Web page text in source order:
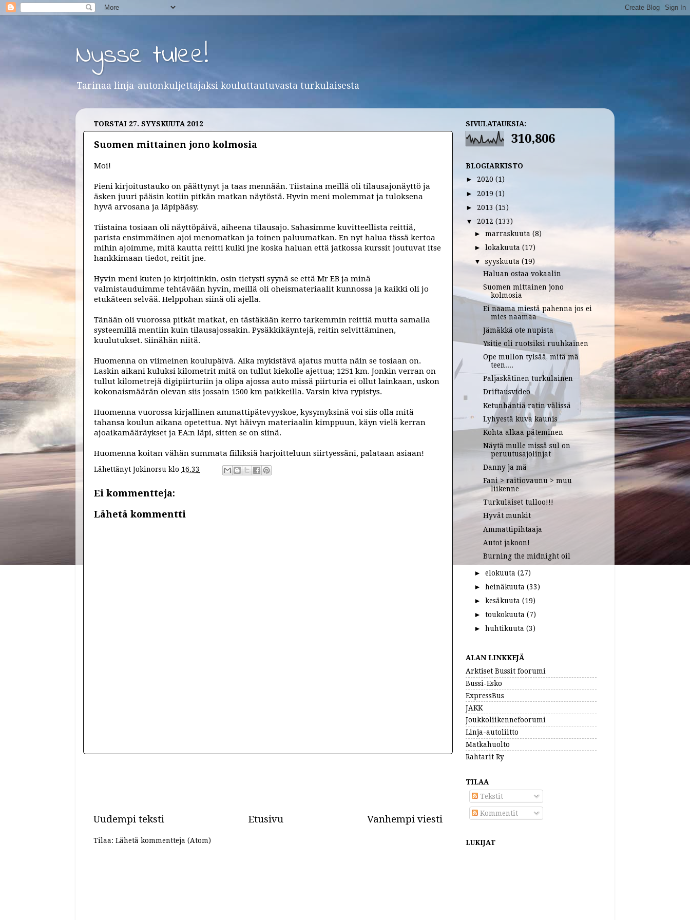
Nysse tulee!
Tarinaa linja-autonkuljettajaksi kouluttautuvasta turkulaisesta
TORSTAI 27. SYYSKUUTA 2012
Suomen mittainen jono kolmosia
Moi!
Pieni kirjoitustauko on päättynyt ja taas mennään. Tiistaina meillä oli tilausajonäyttö ja
äsken juuri pääsin kotiin pitkän matkan näytöstä. Hyvin meni molemmat ja tuloksena
hyvä arvosana ja läpipääsy.
Tiistaina tosiaan oli näyttöpäivä, aiheena tilausajo. Sahasimme kuvitteellista reittiä,
parista ensimmäinen ajoi menomatkan ja toinen paluumatkan. En nyt halua tässä kertoa
mihin ajoimme, mitä kautta reitti kulki jne koska haluan että jatkossa kurssit joutuvat itse
hankkimaan tiedot, reitit jne.
Hyvin meni kuten jo kirjoitinkin, osin tietysti syynä se että Mr EB ja minä
valmistauduimme tehtävään hyvin, meillä oli oheismateriaalit kunnossa ja kaikki oli jo
etukäteen selvää. Helppohan siinä oli ajella.
Tänään oli vuorossa pitkät matkat, en tästäkään kerro tarkemmin reittiä mutta samalla
systeemillä mentiin kuin tilausajossakin. Pysäkkikäyntejä, reitin selvittäminen,
kuulutukset. Siinähän niitä.
Huomenna on viimeinen koulupäivä. Aika mykistävä ajatus mutta näin se tosiaan on.
Laskin aikani kuluksi kilometrit mitä on tullut kiekolle ajettua; 1251 km. Jonkin verran on
tullut kilometrejä digipiirturiin ja olipa ajossa auto missä piirturia ei ollut lainkaan, uskon
kokonaismäärän olevan siis jossain 1500 km paikkeilla. Varsin kiva rypistys.
Huomenna vuorossa kirjallinen ammattipätevyyskoe, kysymyksinä voi siis olla mitä
tahansa koulun aikana opetettua. Nyt häivyn materiaalin kimppuun, käyn vielä kerran
ajoaikamääräykset ja EA:n läpi, sitten se on siinä.
Huomenna koitan vähän summata fiiliksiä harjoitteluun siirtyessäni, palataan asiaan!
Lähettänyt Jokinorsu klo 16.33
Ei kommentteja:
Lähetä kommentti
Uudempi teksti Vanhempi viesti
Etusivu
Tilaa: Lähetä kommentteja (Atom)
SIVULATAUKSIA:
310,806
BLOGIARKISTO
► 2020 (1)
► 2019 (1)
► 2013 (15)
▼ 2012 (133)
►marraskuuta(8)
►lokakuuta(17)
▼syyskuuta(19)
Haluan ostaa vokaalin
Suomen mittainen jono
kolmosia
Ei naama miestä pahenna jos ei
mies naamaa
Jämäkkä ote nupista
Ysitie oli ruotsiksi ruuhkainen
Ope mullon tylsää, mitä mä
teen....
Paljaskätinen turkulainen
Driftausvideo
Ketunhäntiä ratin välissä
Lyhyestä kuva kaunis
Kohta alkaa päteminen
Näytä mulle missä sul on
peruutusajolinjat
Danny ja mä
Fani > raitiovaunu > muu
liikenne
Turkulaiset tulloo!!!
Hyvät munkit
Ammattipihtaaja
Autot jakoon!
Burning the midnight oil
►elokuuta(27)
► heinäkuuta(33)
► kesäkuuta(19)
►toukokuuta(7)
►huhtikuuta(3)
ALAN LINKKEJÄ
Arktiset Bussit foorumi
Bussi-Esko
ExpressBus
JAKK
Joukkoliikennefoorumi
Linja-autoliitto
Matkahuolto
Rahtarit Ry
TILAA
Tekstit
Kommentit
LUKIJAT